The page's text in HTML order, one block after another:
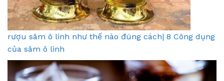
rượu sâm ô linh như thế nào đúng cách| 8 Công dụng
của sâm ô linh